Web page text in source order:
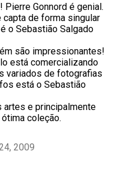
Gonnord é genial.
de forma singular
o Sebastião Salgado
são impressionantes!
está comercializando
variados de fotografias
está o Sebastião
artes e principalmente
coleção.
2009